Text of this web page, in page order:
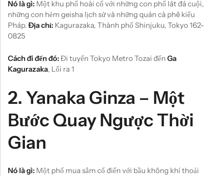
Nó là gì: Một khu phố hoài cổ với những con phố lát đá cuội,
những con hẻm geisha lịch sử và những quán cà phê kiểu
Pháp. Địa chỉ: Kagurazaka, Thành phố Shinjuku, Tokyo 162-
0825
Cách đi đến đó:Đi tuyến Tokyo Metro Tozai đến Ga
Kagurazaka, Lối ra 1
2. Yanaka Ginza – Một
Bước Quay Ngược Thời
Gian
Nó là gì: Một phố mua sắm cổ điển với bầu không khí thoải